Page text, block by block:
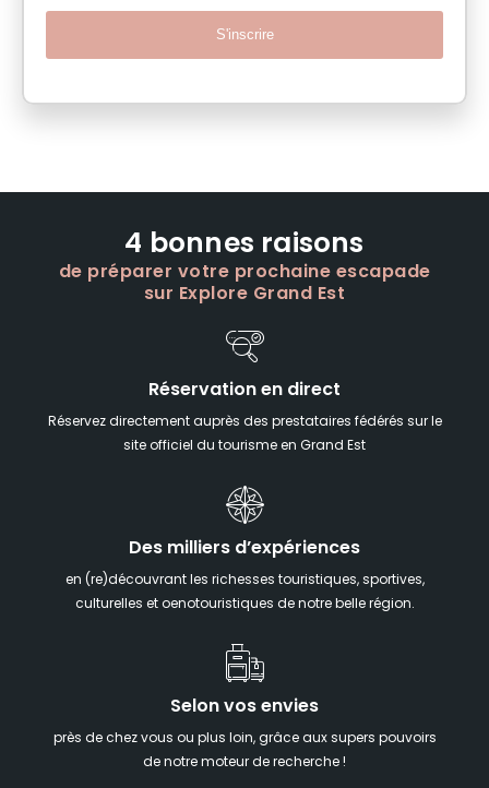
S'inscrire
4 bonnes raisons
de préparer votre prochaine escapade
sur Explore Grand Est
Réservation en direct
Réservez directement auprès des prestataires fédérés sur le
site officiel du tourisme en Grand Est
Des milliers d’expériences
en (re)découvrant les richesses touristiques, sportives,
culturelles et oenotouristiques de notre belle région.
Selon vos envies
près de chez vous ou plus loin, grâce aux supers pouvoirs
de notre moteur de recherche !